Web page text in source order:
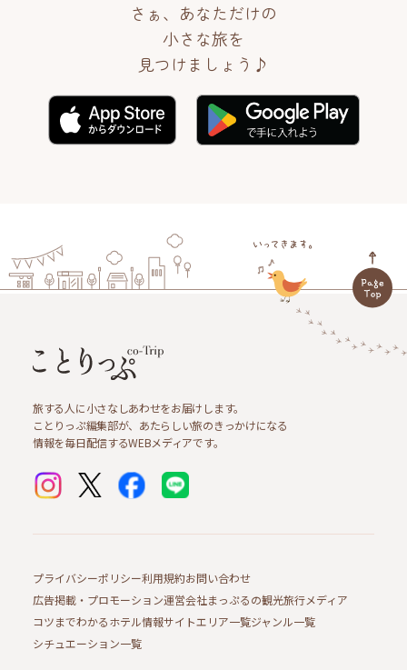
さぁ、あなただけの
小さな旅を
見つけましょう♪
旅する人に小さなしあわせをお届けします。
ことりっぷ編集部が、あたらしい旅のきっかけになる
情報を毎日配信するWEBメディアです。
プライバシーポリシー利用規約お問い合わせ
広告掲載・プロモーション運営会社まっぷるの観光旅行メディア
コツまでわかるホテル情報サイトエリア一覧ジャンル一覧
シチュエーション一覧